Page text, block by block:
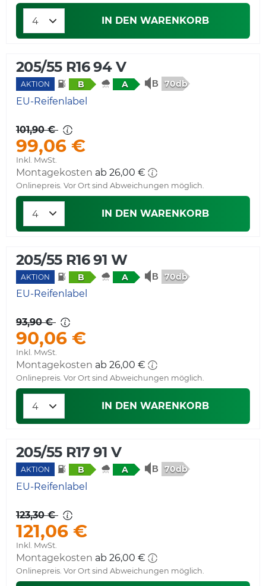
IN DEN WARENKORB
205/55 R16 94 V
AKTION B A 70db
EU-Reifenlabel
101,90 €
99,06 €
Inkl. MwSt.
Montagekosten
Onlinepreis. Vor Ort sind Abweichungen möglich.
IN DEN WARENKORB
205/55 R16 91 W
AKTION B A 70db
EU-Reifenlabel
93,90 €
90,06 €
Inkl. MwSt.
Montagekosten
Onlinepreis. Vor Ort sind Abweichungen möglich.
IN DEN WARENKORB
205/55 R17 91 V
AKTION B A 70db
EU-Reifenlabel
123,30 €
121,06 €
Inkl. MwSt.
Montagekosten
Onlinepreis. Vor Ort sind Abweichungen möglich.